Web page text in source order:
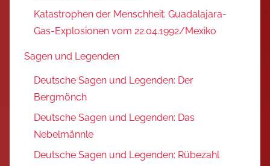
Katastrophen der Menschheit: Guadalajara-
Gas-Explosionen vom 22.04.1992/Mexiko
Sagen und Legenden
Deutsche Sagen und Legenden: Der
Bergmönch
Deutsche Sagen und Legenden: Das
Nebelmännle
Deutsche Sagen und Legenden: Rübezahl